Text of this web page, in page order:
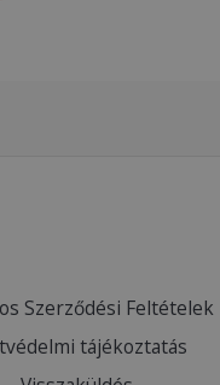
Szerződési Feltételek
tájékoztatás